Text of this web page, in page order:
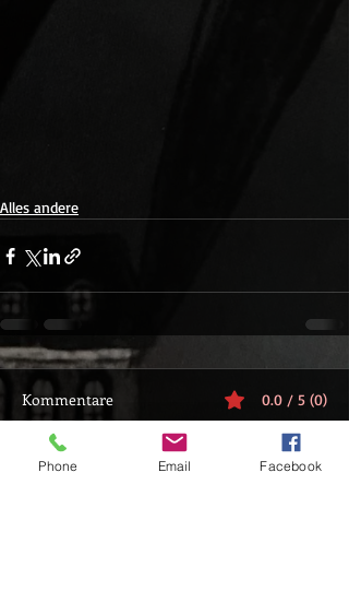
Alles andere
Kommentare 0.0 / 5 (0)
Phone Email Facebook